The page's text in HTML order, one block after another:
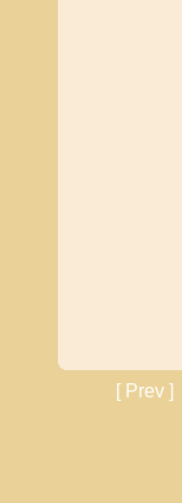
[ Prev ]